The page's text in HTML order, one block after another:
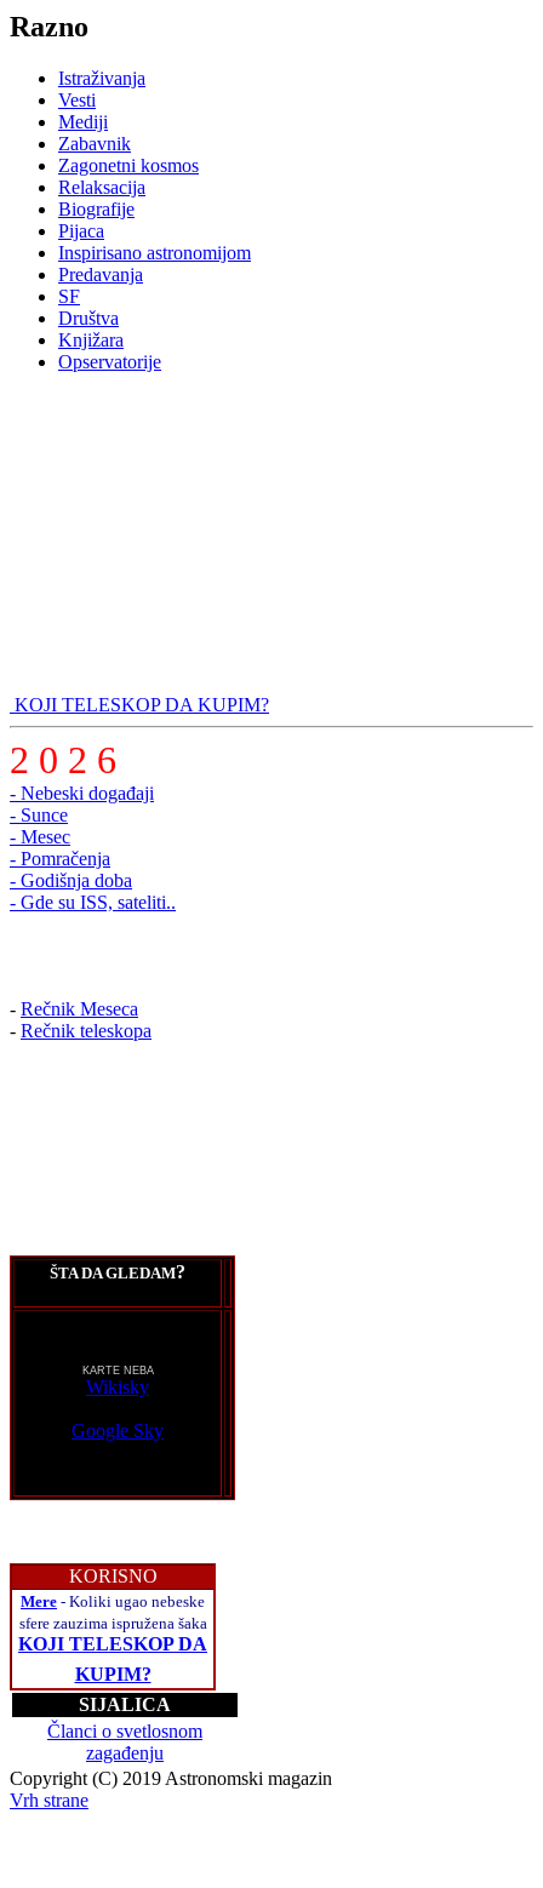
Razno
Istraživanja
Vesti
Mediji
Zabavnik
Zagonetni kosmos
Relaksacija
Biografije
Pijaca
Inspirisano astronomijom
Predavanja
SF
Društva
Knjižara
Opservatorije
KOJI TELESKOP DA KUPIM?
2 0 2 6
- Nebeski događaji
- Sunce
- Mesec
- Pomračenja
- Godišnja doba
- Gde su ISS, sateliti..
- Rečnik Meseca
- Rečnik teleskopa
ŠTA DA GLEDAM?
KARTE NEBA
Wikisky
Google Sky
KORISNO
Mere - Koliki ugao nebeske
sfere zauzima ispružena šaka
KOJI TELESKOP DA
KUPIM?
SIJALICA
Članci o svetlosnom
zagađenju
Copyright (C) 2019 Astronomski magazin
Vrh strane